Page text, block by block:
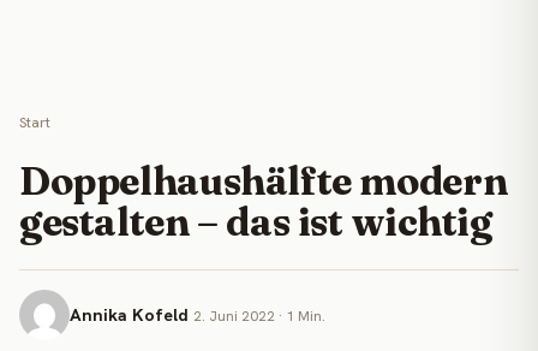
Start
Doppelhaushälfte modern
gestalten – das ist wichtig
Annika Kofeld 2. Juni 2022 · 1 Min.